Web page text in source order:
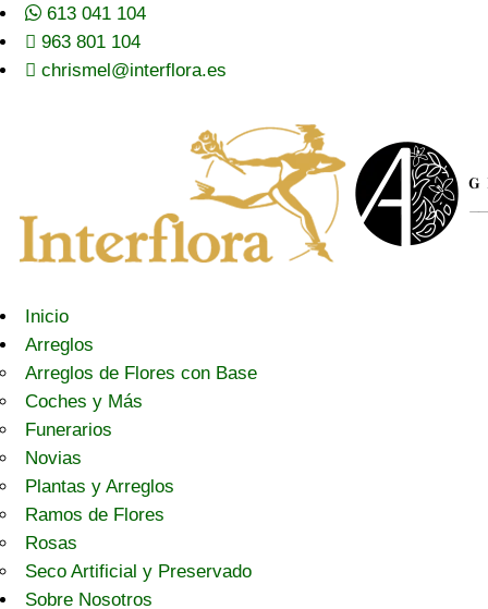
613 041 104
963 801 104
chrismel@interflora.es
Inicio
Arreglos
Arreglos de Flores con Base
Coches y Más
Funerarios
Novias
Plantas y Arreglos
Ramos de Flores
Rosas
Seco Artificial y Preservado
Sobre Nosotros